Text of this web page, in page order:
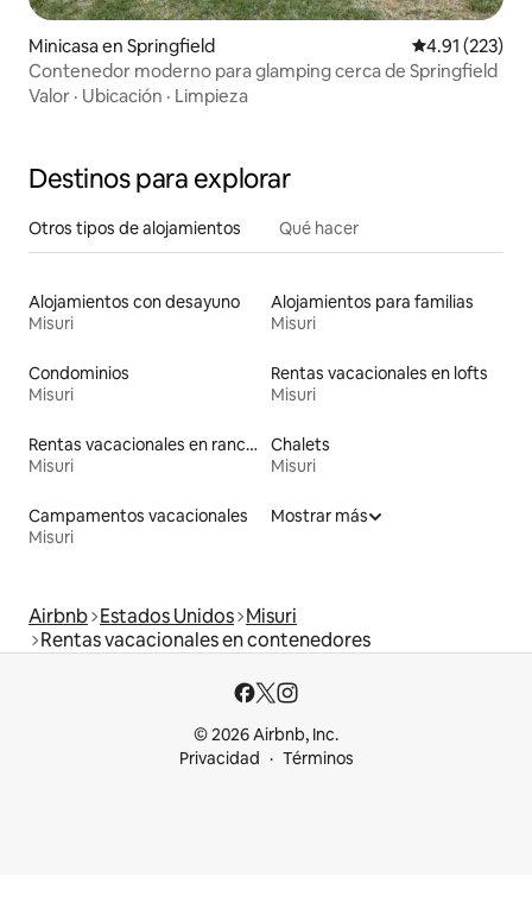
Minicasa en Springfield Calificación
4.91 (223)
Contenedor moderno para glamping cerca de Springfield
Valor · Ubicación · Limpieza
Destinos para explorar
Otros tipos de alojamientos Qué hacer
Alojamientos con desayuno
Misuri
Alojamientos para familias
Misuri
Condominios
Misuri
Rentas vacacionales en lofts
Misuri
Rentas vacacionales en ranchos
Misuri
Chalets
Misuri
Campamentos vacacionales
Misuri
Mostrar más
Airbnb Estados Unidos Misuri
Rentas vacacionales en contenedores
© 2026 Airbnb, Inc.
Privacidad
Términos